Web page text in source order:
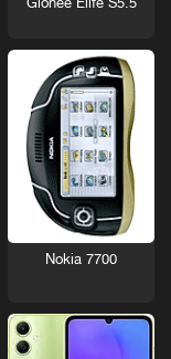
Gionee Elife S5.5
Nokia 7700